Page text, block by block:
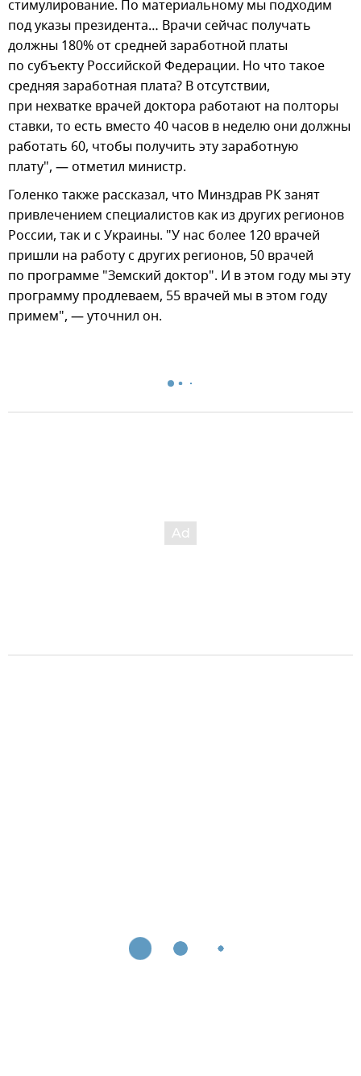
стимулирование. По материальному мы подходим
под указы президента… Врачи сейчас получать
должны 180% от средней заработной платы
по субъекту Российской Федерации. Но что такое
средняя заработная плата? В отсутствии,
при нехватке врачей доктора работают на полторы
ставки, то есть вместо 40 часов в неделю они должны
работать 60, чтобы получить эту заработную
плату", — отметил министр.
Голенко также рассказал, что Минздрав РК занят
привлечением специалистов как из других регионов
России, так и с Украины. "У нас более 120 врачей
пришли на работу с других регионов, 50 врачей
по программе "Земский доктор". И в этом году мы эту
программу продлеваем, 55 врачей мы в этом году
примем", — уточнил он.